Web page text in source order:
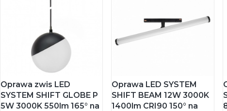
Oprawa zwis LED
SYSTEM SHIFT GLOBE P
5W 3000K 550lm 165° na
Oprawa LED SYSTEM
SHIFT BEAM 12W 3000K
1400lm CRI90 150° na